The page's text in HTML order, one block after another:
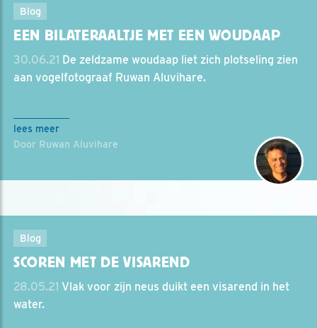
Blog
EEN BILATERAALTJE MET EEN WOUDAAP
30.06.21 De zeldzame woudaap liet zich plotseling zien
aan vogelfotograaf Ruwan Aluvihare.
lees meer
Door Ruwan Aluvihare
Blog
SCOREN MET DE VISAREND
28.05.21 Vlak voor zijn neus duikt een visarend in het
water.